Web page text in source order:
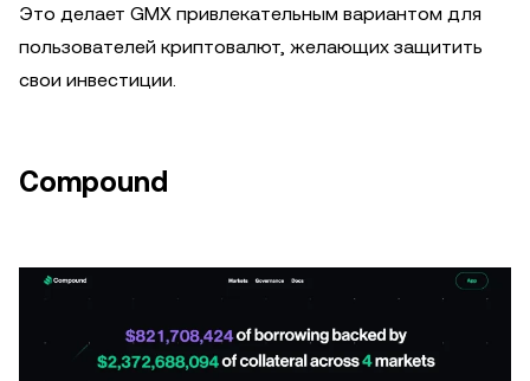
Это делает GMX привлекательным вариантом для
пользователей криптовалют, желающих защитить
свои инвестиции.
Compound